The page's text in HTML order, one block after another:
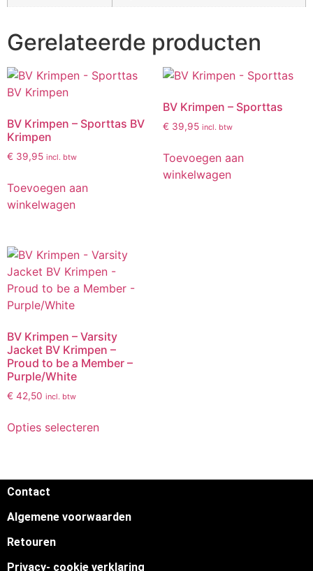
Gerelateerde producten
BV Krimpen – Sporttas BV
Krimpen
€ 39,95 incl. btw
Toevoegen aan
winkelwagen
BV Krimpen – Sporttas
€ 39,95 incl. btw
Toevoegen aan
winkelwagen
BV Krimpen – Varsity
Jacket BV Krimpen –
Proud to be a Member –
Purple/White
€ 42,50 incl. btw
Opties selecteren
Contact
Algemene voorwaarden
Retouren
Privacy- cookie verklaring